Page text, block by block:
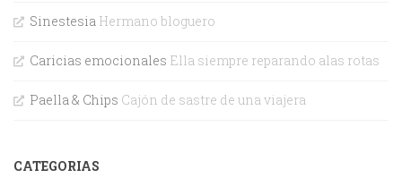
Sinestesia Hermano bloguero
Caricias emocionales Ella siempre reparando alas rotas
Paella & Chips Cajón de sastre de una viajera
CATEGORIAS